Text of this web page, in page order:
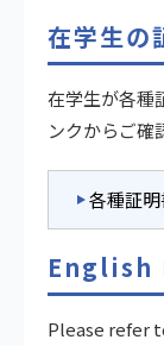
在学生の
在学生が各種
ンクからご確
各種証明
English
Please refer